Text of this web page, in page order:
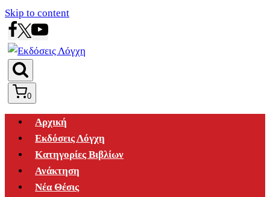
Skip to content
0
Αρχική
Εκδόσεις Λόγχη
Κατηγορίες Βιβλίων
Ανάκτηση
Νέα Θέσις